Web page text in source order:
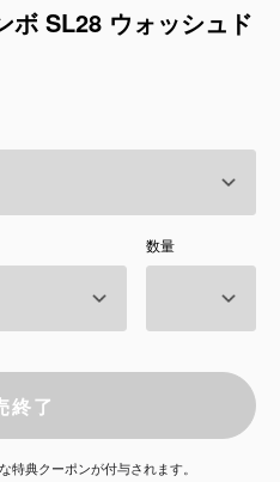
ボ SL28 ウォッシュド
数量
終了
特典クーポンが付与されます。